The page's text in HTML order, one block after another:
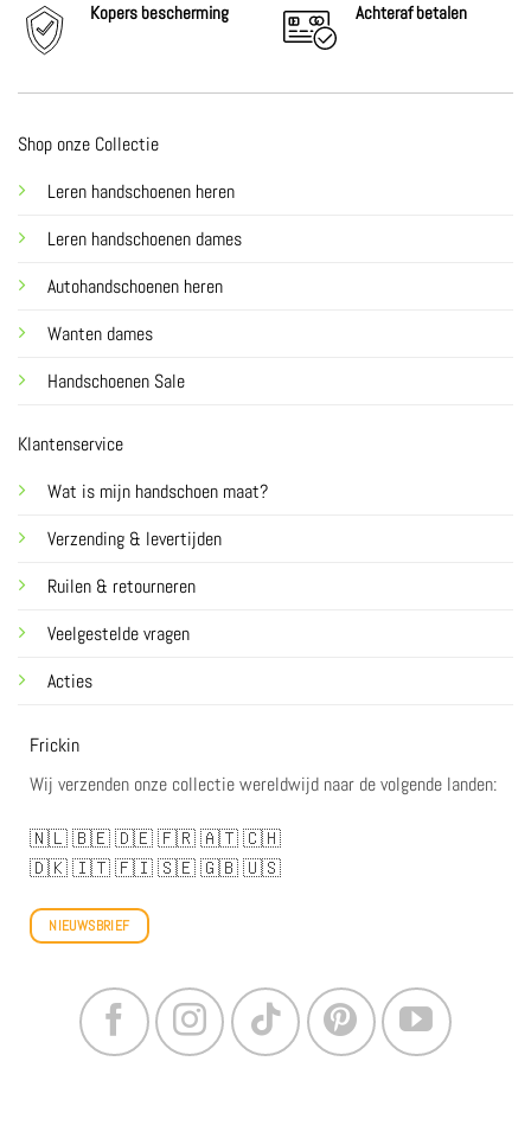
Kopers bescherming Achterafbetalen
Shop onze Collectie
Leren handschoenen heren
Leren handschoenen dames
Autohandschoenen heren
Wanten dames
Handschoenen Sale
Klantenservice
Wat is mijn handschoen maat?
Verzending & levertijden
Ruilen & retourneren
Veelgestelde vragen
Acties
Frickin
Wij verzenden onze collectie wereldwijd naar de volgende landen:
🇳🇱🇧🇪🇩🇪🇫🇷🇦🇹🇨🇭
🇩🇰🇮🇹🇫🇮🇸🇪🇬🇧🇺🇸
NIEUWSBRIEF